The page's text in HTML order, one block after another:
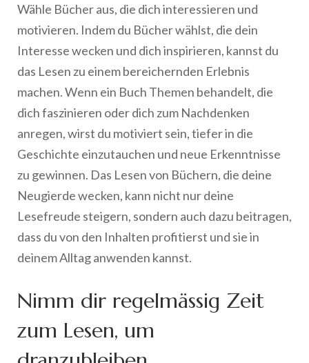
Wähle Bücher aus, die dich interessieren und
motivieren. Indem du Bücher wählst, die dein
Interesse wecken und dich inspirieren, kannst du
das Lesen zu einem bereichernden Erlebnis
machen. Wenn ein Buch Themen behandelt, die
dich faszinieren oder dich zum Nachdenken
anregen, wirst du motiviert sein, tiefer in die
Geschichte einzutauchen und neue Erkenntnisse
zu gewinnen. Das Lesen von Büchern, die deine
Neugierde wecken, kann nicht nur deine
Lesefreude steigern, sondern auch dazu beitragen,
dass du von den Inhalten profitierst und sie in
deinem Alltag anwenden kannst.
Nimm dir regelmässig Zeit
zum Lesen, um